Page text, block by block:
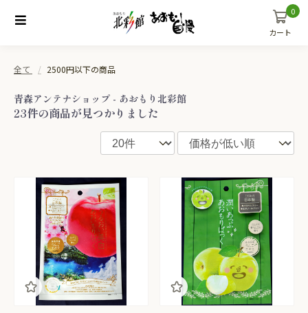
0
カート
全て 2500円以下の商品
青森アンテナショップ - あおもり北彩館
23件の商品が見つかりました